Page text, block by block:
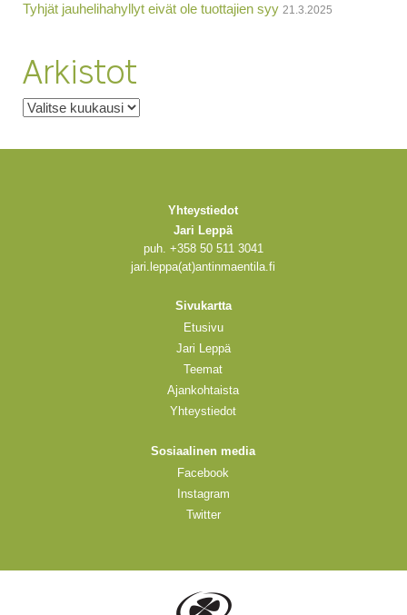
Tyhjät jauhelihahyllyt eivät ole tuottajien syy 21.3.2025
Arkistot
Arkistot
Yhteystiedot
Jari Leppä
puh. +358 50 511 3041
jari.leppa(at)antinmaentila.fi
Sivukartta
Etusivu
Jari Leppä
Teemat
Ajankohtaista
Yhteystiedot
Sosiaalinen media
Facebook
Instagram
Twitter